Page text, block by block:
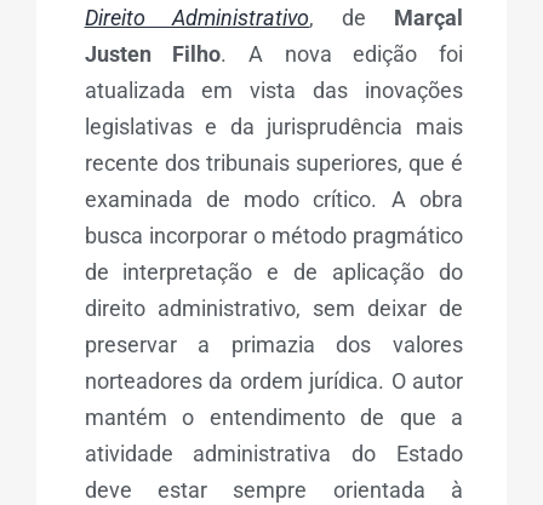
Direito Administrativo, de Marçal
Justen Filho. A nova edição foi
atualizada em vista das inovações
legislativas e da jurisprudência mais
recente dos tribunais superiores, que é
examinada de modo crítico. A obra
busca incorporar o método pragmático
de interpretação e de aplicação do
direito administrativo, sem deixar de
preservar a primazia dos valores
norteadores da ordem jurídica. O autor
mantém o entendimento de que a
atividade administrativa do Estado
deve estar sempre orientada à